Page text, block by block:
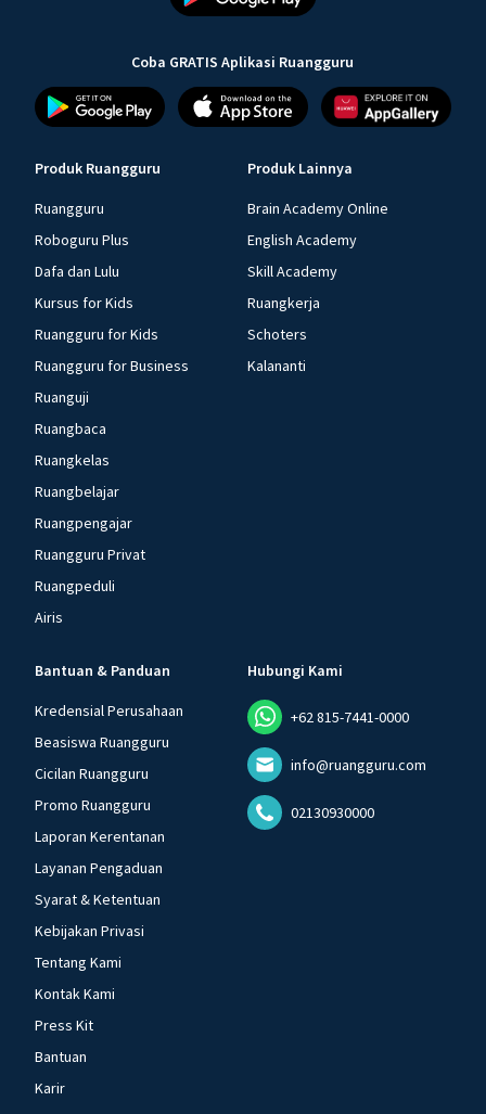
Coba GRATIS Aplikasi Ruangguru
Produk Ruangguru
Ruangguru
Roboguru Plus
Dafa dan Lulu
Kursus for Kids
Ruangguru for Kids
Ruangguru for Business
Ruanguji
Ruangbaca
Ruangkelas
Ruangbelajar
Ruangpengajar
Ruangguru Privat
Ruangpeduli
Airis
Produk Lainnya
Brain Academy Online
English Academy
Skill Academy
Ruangkerja
Schoters
Kalananti
Bantuan & Panduan
Kredensial Perusahaan
Beasiswa Ruangguru
Cicilan Ruangguru
Promo Ruangguru
Laporan Kerentanan
Layanan Pengaduan
Syarat & Ketentuan
Kebijakan Privasi
Tentang Kami
Kontak Kami
Press Kit
Bantuan
Karir
Hubungi Kami
+62 815-7441-0000
info@ruangguru.com
02130930000